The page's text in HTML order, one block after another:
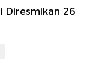
Diresmikan 26